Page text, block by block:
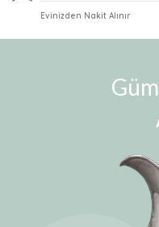
Evinizden Nakit Alınır